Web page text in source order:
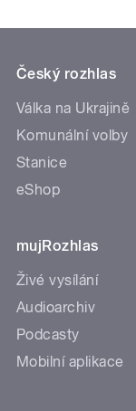
Český rozhlas
Válka na Ukrajině
Komunální volby
Stanice
eShop
mujRozhlas
Živé vysílání
Audioarchiv
Podcasty
Mobilní aplikace